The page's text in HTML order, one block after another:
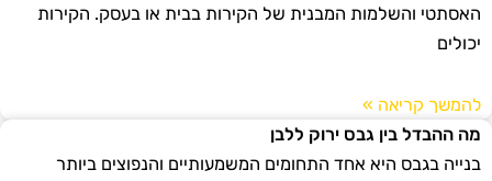
האסתטי והשלמות המבנית של הקירות בבית או בעסק. הקירות
יכולים
להמשך קריאה »
מה ההבדל בין גבס ירוק ללבן
בנייה בגבס היא אחד התחומים המשמעותיים והנפוצים ביותר